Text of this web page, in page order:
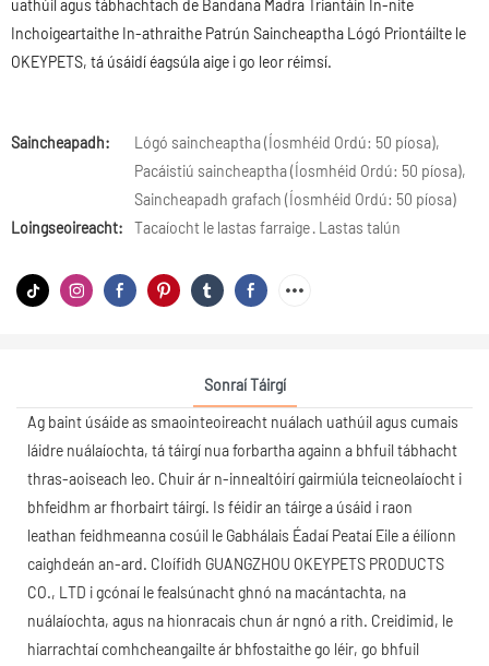
uathúil agus tábhachtach de Bandana Madra Triantáin In-nite
Inchoigeartaithe In-athraithe Patrún Saincheaptha Lógó Priontáilte le
OKEYPETS, tá úsáidí éagsúla aige i go leor réimsí.
Saincheapadh:
Lógó saincheaptha (Íosmhéid Ordú: 50 píosa),
Pacáistiú saincheaptha (Íosmhéid Ordú: 50 píosa),
Saincheapadh grafach (Íosmhéid Ordú: 50 píosa)
Loingseoireacht:
Tacaíocht le lastas farraige · Lastas talún
Sonraí Táirgí
Ag baint úsáide as smaointeoireacht nuálach uathúil agus cumais
láidre nuálaíochta, tá táirgí nua forbartha againn a bhfuil tábhacht
thras-aoiseach leo. Chuir ár n-innealtóirí gairmiúla teicneolaíocht i
bhfeidhm ar fhorbairt táirgí. Is féidir an táirge a úsáid i raon
leathan feidhmeanna cosúil le Gabhálais Éadaí Peataí Eile a éilíonn
caighdeán an-ard. Cloífidh GUANGZHOU OKEYPETS PRODUCTS
CO., LTD i gcónaí le fealsúnacht ghnó na macántachta, na
nuálaíochta, agus na hionracais chun ár ngnó a rith. Creidimid, le
hiarrachtaí comhcheangailte ár bhfostaithe go léir, go bhfuil